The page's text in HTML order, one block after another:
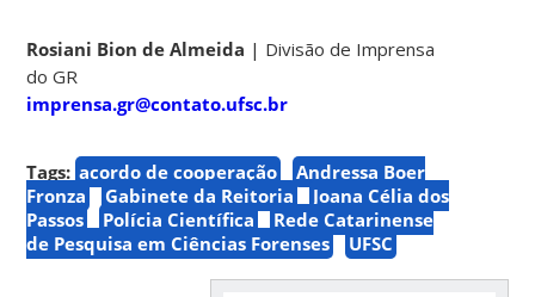
Rosiani Bion de Almeida | Divisão de Imprensa
do GR
imprensa.gr@contato.ufsc.br
Tags: acordo de cooperação
Andressa Boer
Fronza
Gabinete da Reitoria
Joana Célia dos
Passos
Polícia Científica
Rede Catarinense
de Pesquisa em Ciências Forenses
UFSC